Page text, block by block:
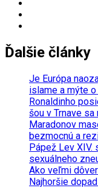
Ďalšie články
Je Európa
islame a mýte
Ronaldinho
šou v Trnave
Maradonov
bezmocnú a
Pápež Lev
sexuálneho
Ako veľmi
Najhoršie